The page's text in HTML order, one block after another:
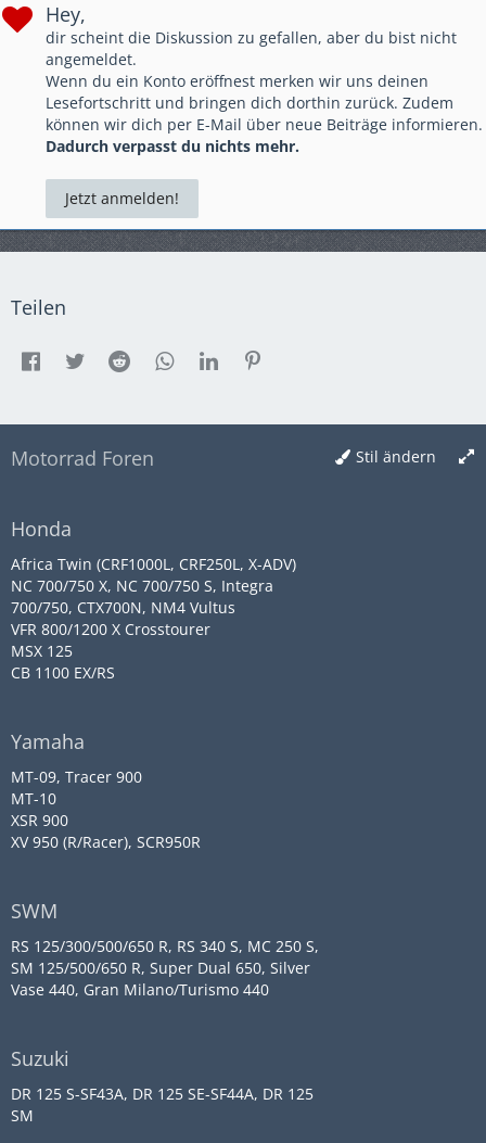
Hey,
dir scheint die Diskussion zu gefallen, aber du bist nicht
angemeldet.
Wenn du ein Konto eröffnest merken wir uns deinen
Lesefortschritt und bringen dich dorthin zurück. Zudem
können wir dich per E-Mail über neue Beiträge informieren.
Dadurch verpasst du nichts mehr.
Jetzt anmelden!
Teilen
Stil ändern
Motorrad Foren
Honda
Africa Twin (CRF1000L, CRF250L, X-ADV)
NC 700/750 X, NC 700/750 S, Integra
700/750, CTX700N, NM4 Vultus
VFR 800/1200 X Crosstourer
MSX 125
CB 1100 EX/RS
Yamaha
MT-09, Tracer 900
MT-10
XSR 900
XV 950 (R/Racer), SCR950R
SWM
RS 125/300/500/650 R, RS 340 S, MC 250 S,
SM 125/500/650 R, Super Dual 650, Silver
Vase 440, Gran Milano/Turismo 440
Suzuki
DR 125 S-SF43A, DR 125 SE-SF44A, DR 125
SM